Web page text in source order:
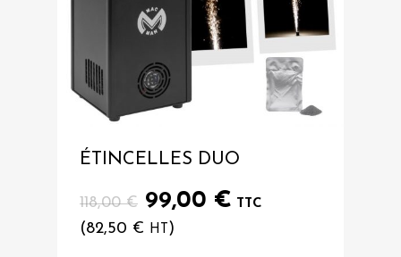
ÉTINCELLES DUO
118,00€ Le
prix
99,00 € Le
TTC
(82,50 € HT )